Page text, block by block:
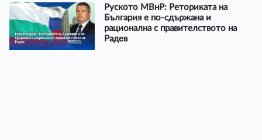
Руското МВнР: Реториката на
България е по-сдържана и
рационална с правителството на
Радев